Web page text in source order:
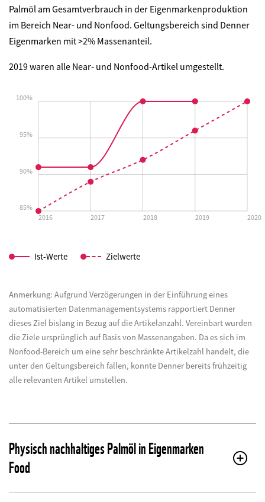
Palmöl am Gesamtverbrauch in der Eigenmarkenproduktion
im Bereich Near- und Nonfood. Geltungsbereich sind Denner
Eigenmarken mit >2% Massenanteil.
2019 waren alle Near- und Nonfood-Artikel umgestellt.
2016 2017 2018 2019 2020
85%
90%
95%
100%
Ist-Werte Zielwerte
Anmerkung: Aufgrund Verzögerungen in der Einführung eines
automatisierten Datenmanagementsystems rapportiert Denner
dieses Ziel bislang in Bezug auf die Artikelanzahl. Vereinbart wurden
die Ziele ursprünglich auf Basis von Massenangaben. Da es sich im
Nonfood-Bereich um eine sehr beschränkte Artikelzahl handelt, die
unter den Geltungsbereich fallen, konnte Denner bereits frühzeitig
alle relevanten Artikel umstellen.
Physisch nachhaltiges Palmöl in Eigenmarken
Food